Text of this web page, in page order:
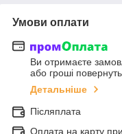
Умови оплати
Ви отримаєте
або гроші
Детальніше
Післяплата
Оплата на карту